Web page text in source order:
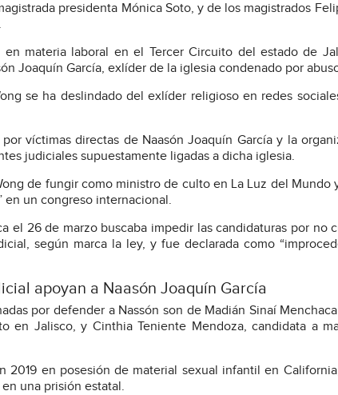
presidenta Mónica Soto, y de los magistrados
en materia laboral en el Tercer Circuito del estado de
Joaquín García, exlíder de la iglesia condenado por
se ha deslindado del exlíder religioso en redes
víctimas directas de Naasón Joaquín García y la
judiciales supuestamente ligadas a dicha iglesia.
de fungir como ministro de culto en La Luz del Mundo
en un congreso internacional.
el 26 de marzo buscaba impedir las candidaturas por no
según marca la ley, y fue declarada como
apoyan a Naasón Joaquín García
por defender a Nassón son de Madián Sinaí
en Jalisco, y Cinthia Teniente Mendoza, candidata a
2019 en posesión de material sexual infantil en
una prisión estatal.